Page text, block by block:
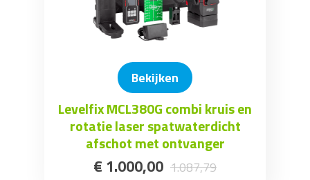
Bekijken
Levelfix MCL380G combi kruis en
rotatie laser spatwaterdicht
afschot met ontvanger
€ 1.000,00 1.087,79